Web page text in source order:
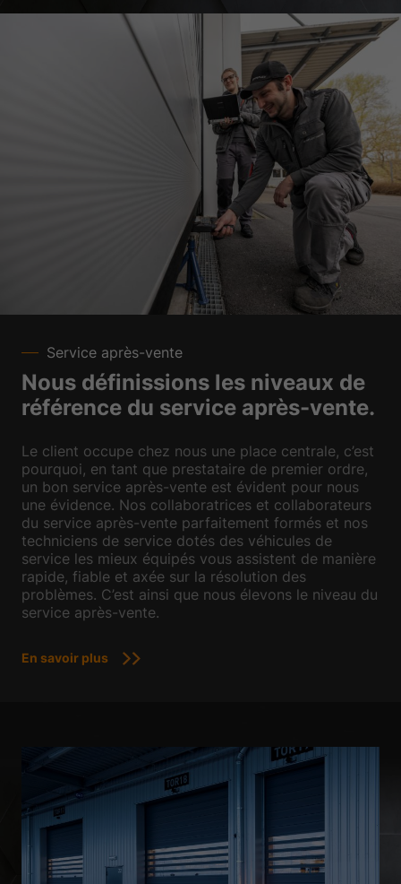
Service après-vente
Nous définissions les niveaux de
référence du service après-vente.
Le client occupe chez nous une place centrale, c’est
pourquoi, en tant que prestataire de premier ordre,
un bon service après-vente est évident pour nous
une évidence. Nos collaboratrices et collaborateurs
du service après-vente parfaitement formés et nos
techniciens de service dotés des véhicules de
service les mieux équipés vous assistent de manière
rapide, fiable et axée sur la résolution des
problèmes. C’est ainsi que nous élevons le niveau du
service après-vente.
En savoir plus